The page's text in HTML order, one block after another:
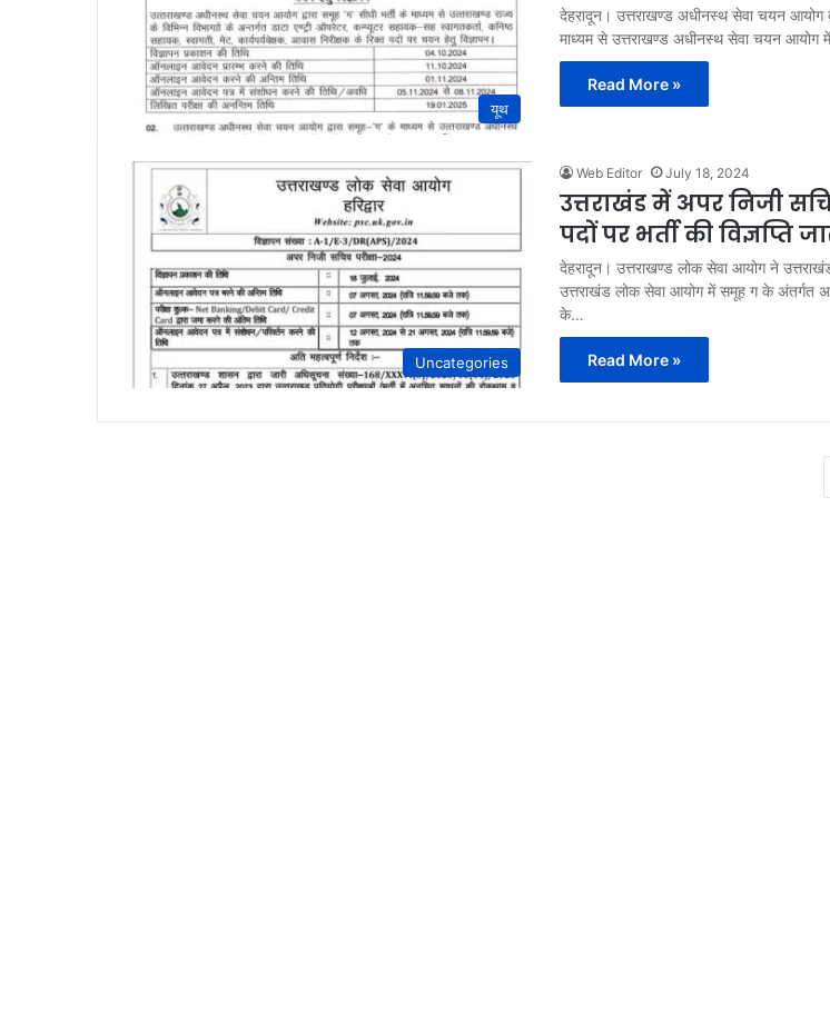
यूथ
देहरादून। उत्तराखण्ड अधीनस्थ सेवा चयन आयोग
माध्यम से उत्तराखण्ड अधीनस्थ सेवा चयन आयोग में
Read More »
Uncategories
Web Editor July 18, 2024
उत्तराखंड में अपर निजी
पदों पर भर्ती की विज्ञप्ति
देहरादून। उत्तराखण्ड लोक सेवा आयोग ने
उत्तराखंड लोक सेवा आयोग में समूह ग के अंतर्गत
के…
Read More »